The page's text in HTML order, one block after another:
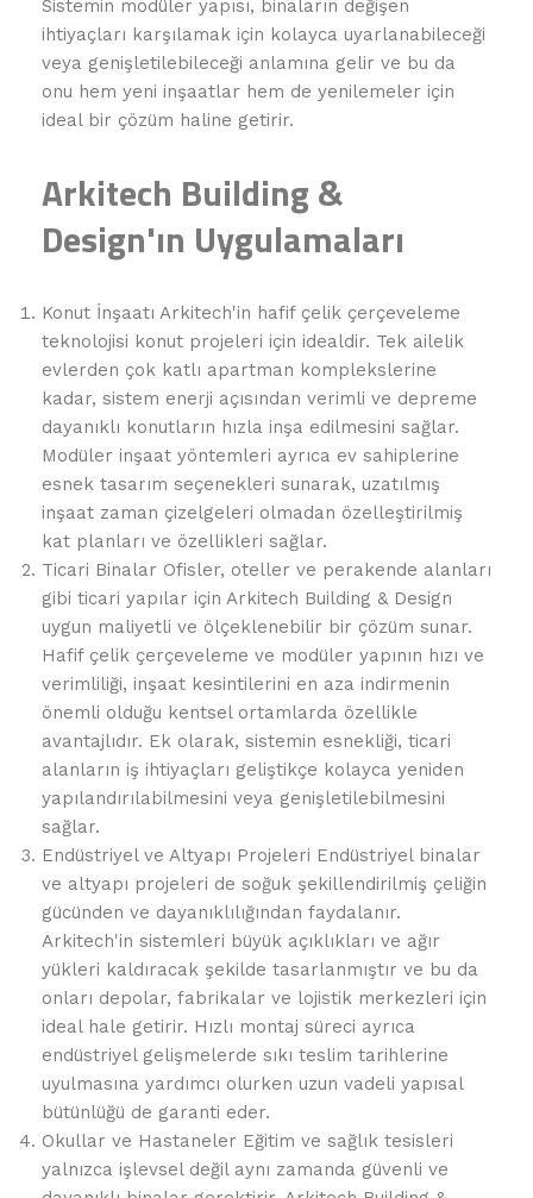
Sistemin modüler yapısı, binaların değişen
ihtiyaçları karşılamak için kolayca uyarlanabileceği
veya genişletilebileceği anlamına gelir ve bu da
onu hem yeni inşaatlar hem de yenilemeler için
ideal bir çözüm haline getirir.
Arkitech Building &
Design'ın Uygulamaları
Konut İnşaatı Arkitech'in hafif çelik çerçeveleme
teknolojisi konut projeleri için idealdir. Tek ailelik
evlerden çok katlı apartman komplekslerine
kadar, sistem enerji açısından verimli ve depreme
dayanıklı konutların hızla inşa edilmesini sağlar.
Modüler inşaat yöntemleri ayrıca ev sahiplerine
esnek tasarım seçenekleri sunarak, uzatılmış
inşaat zaman çizelgeleri olmadan özelleştirilmiş
kat planları ve özellikleri sağlar.
Ticari Binalar Ofisler, oteller ve perakende alanları
gibi ticari yapılar için Arkitech Building & Design
uygun maliyetli ve ölçeklenebilir bir çözüm sunar.
Hafif çelik çerçeveleme ve modüler yapının hızı ve
verimliliği, inşaat kesintilerini en aza indirmenin
önemli olduğu kentsel ortamlarda özellikle
avantajlıdır. Ek olarak, sistemin esnekliği, ticari
alanların iş ihtiyaçları geliştikçe kolayca yeniden
yapılandırılabilmesini veya genişletilebilmesini
sağlar.
Endüstriyel ve Altyapı Projeleri Endüstriyel binalar
ve altyapı projeleri de soğuk şekillendirilmiş çeliğin
gücünden ve dayanıklılığından faydalanır.
Arkitech'in sistemleri büyük açıklıkları ve ağır
yükleri kaldıracak şekilde tasarlanmıştır ve bu da
onları depolar, fabrikalar ve lojistik merkezleri için
ideal hale getirir. Hızlı montaj süreci ayrıca
endüstriyel gelişmelerde sıkı teslim tarihlerine
uyulmasına yardımcı olurken uzun vadeli yapısal
bütünlüğü de garanti eder.
Okullar ve Hastaneler Eğitim ve sağlık tesisleri
yalnızca işlevsel değil aynı zamanda güvenli ve